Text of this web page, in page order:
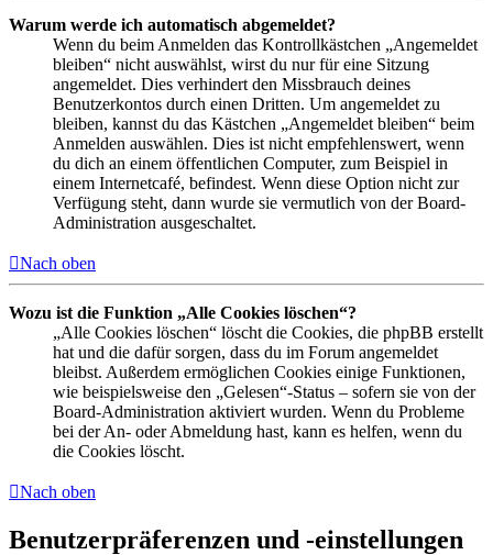
Warum werde ich automatisch abgemeldet?
Wenn du beim Anmelden das Kontrollkästchen „Angemeldet
bleiben“ nicht auswählst, wirst du nur für eine Sitzung
angemeldet. Dies verhindert den Missbrauch deines
Benutzerkontos durch einen Dritten. Um angemeldet zu
bleiben, kannst du das Kästchen „Angemeldet bleiben“ beim
Anmelden auswählen. Dies ist nicht empfehlenswert, wenn
du dich an einem öffentlichen Computer, zum Beispiel in
einem Internetcafé, befindest. Wenn diese Option nicht zur
Verfügung steht, dann wurde sie vermutlich von der Board-
Administration ausgeschaltet.
Nach oben
Wozu ist die Funktion „Alle Cookies löschen“?
„Alle Cookies löschen“ löscht die Cookies, die phpBB erstellt
hat und die dafür sorgen, dass du im Forum angemeldet
bleibst. Außerdem ermöglichen Cookies einige Funktionen,
wie beispielsweise den „Gelesen“-Status – sofern sie von der
Board-Administration aktiviert wurden. Wenn du Probleme
bei der An- oder Abmeldung hast, kann es helfen, wenn du
die Cookies löscht.
Nach oben
Benutzerpräferenzen und -einstellungen